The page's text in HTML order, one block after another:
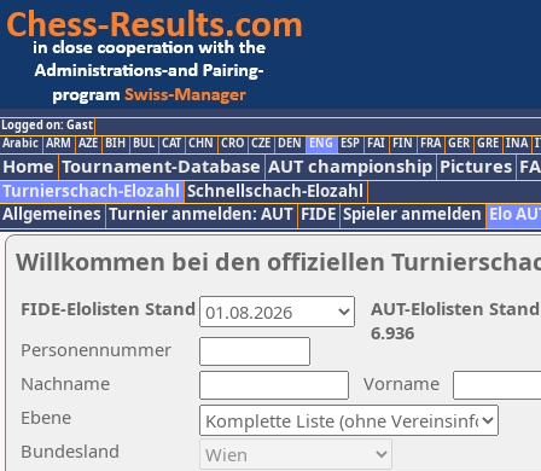
Logged on: Gast
Arabic ARM AZE BIH BUL CAT CHN CRO CZE DEN ENG ESP FAI FIN FRA GER GRE INA
Home Tournament-Database AUT championship Pictures
Turnierschach-Elozahl Schnellschach-Elozahl
Allgemeines Turnier anmelden: AUT FIDE Spieler anmelden Elo
Willkommen bei den offiziellen
Nachname
Vorname
Ebene
Personennummer
Bundesland
AUT-Elolisten
6.936
FIDE-Elolisten Stand